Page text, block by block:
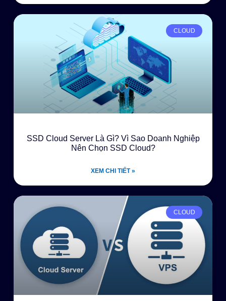
CLOUD
SSD Cloud Server Là Gì? Vì Sao Doanh Nghiệp
Nên Chọn SSD Cloud?
XEM CHI TIẾT »
CLOUD